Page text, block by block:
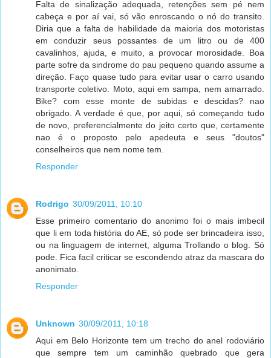
Falta de sinalização adequada, retenções sem pé nem
cabeça e por aí vai, só vão enroscando o nó do transito.
Diria que a falta de habilidade da maioria dos motoristas
em conduzir seus possantes de um litro ou de 400
cavalinhos, ajuda, e muito, a provocar morosidade. Boa
parte sofre da sindrome do pau pequeno quando assume a
direção. Faço quase tudo para evitar usar o carro usando
transporte coletivo. Moto, aqui em sampa, nem amarrado.
Bike? com esse monte de subidas e descidas? nao
obrigado. A verdade é que, por aqui, só começando tudo
de novo, preferencialmente do jeito certo que, certamente
nao é o proposto pelo apedeuta e seus "doutos"
conselheiros que nem nome tem.
Responder
Rodrigo 30/09/2011, 10:10
Esse primeiro comentario do anonimo foi o mais imbecil
que li em toda história do AE, só pode ser brincadeira isso,
ou na linguagem de internet, alguma Trollando o blog. Só
pode. Fica facil criticar se escondendo atraz da mascara do
anonimato.
Responder
Unknown 30/09/2011, 10:18
Aqui em Belo Horizonte tem um trecho do anel rodoviário
que sempre tem um caminhão quebrado que gera